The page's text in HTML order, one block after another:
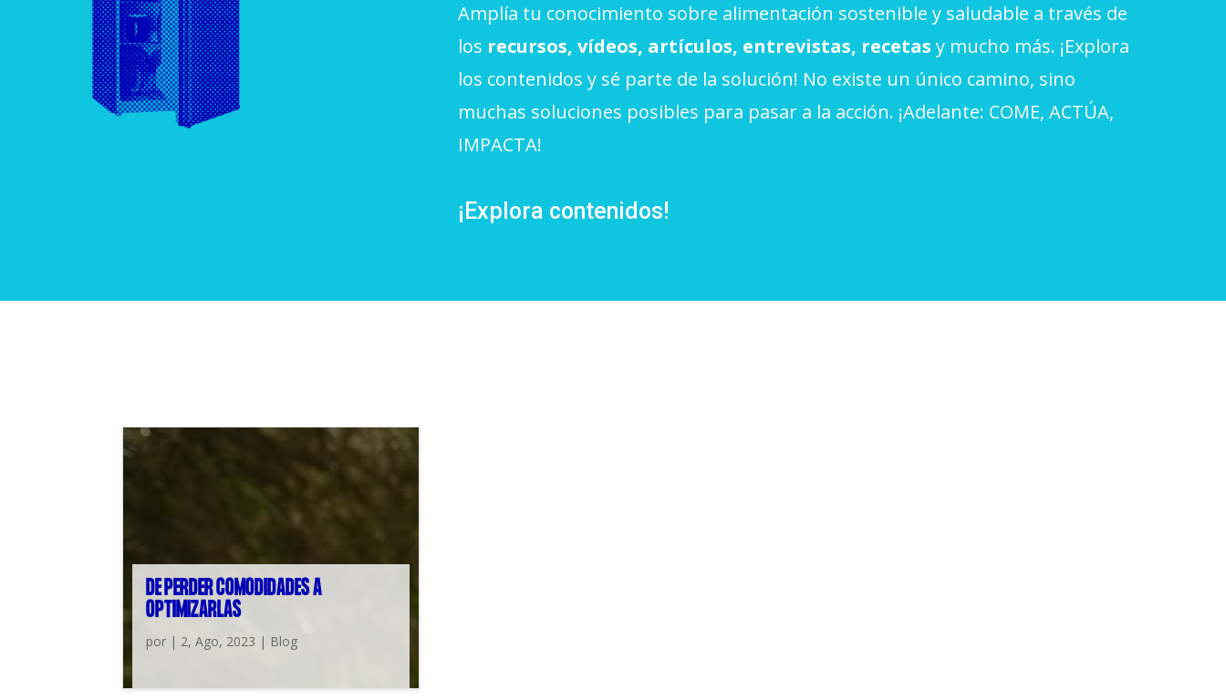
Amplía tu conocimiento sobre alimentación sostenible y saludable a través de
los recursos, vídeos, artículos, entrevistas, recetas y mucho más. ¡Explora
los contenidos y sé parte de la solución! No existe un único camino, sino
muchas soluciones posibles para pasar a la acción. ¡Adelante: COME, ACTÚA,
IMPACTA!
¡Explora contenidos!
DE PERDER COMODIDADES A
OPTIMIZARLAS
por | 2, Ago, 2023 | Blog
CONEIX FUNDESPLAI
Butlletins
Diari de la Fundació
Xarxes socials
Fes un donatiu
Treballa amb nosaltres